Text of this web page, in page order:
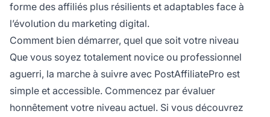
forme des affiliés plus résilients et adaptables face à
l’évolution du marketing digital.
Comment bien démarrer, quel que soit votre niveau
Que vous soyez totalement novice ou professionnel
aguerri, la marche à suivre avec PostAffiliatePro est
simple et accessible. Commencez par évaluer
honnêtement votre niveau actuel. Si vous découvrez